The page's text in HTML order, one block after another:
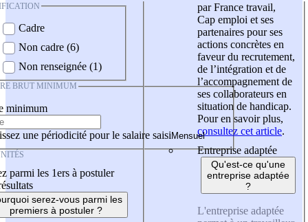
Cadre
Non cadre (6)
Non renseignée (1)
BRUT MINIMUM
minimum
une périodicité pour le salaire saisi
parmi les 1ers à postuler
serez-vous parmi les
premiers à postuler ?
par France travail,
Cap emploi et ses
partenaires pour ses
actions concrètes en
faveur du recrutement,
de l’intégration et de
l’accompagnement de
ses collaborateurs en
situation de handicap.
Pour en savoir plus,
consultez cet article.
Entreprise adaptée
Qu'est-ce qu'une
entreprise adaptée
?
L'entreprise adaptée